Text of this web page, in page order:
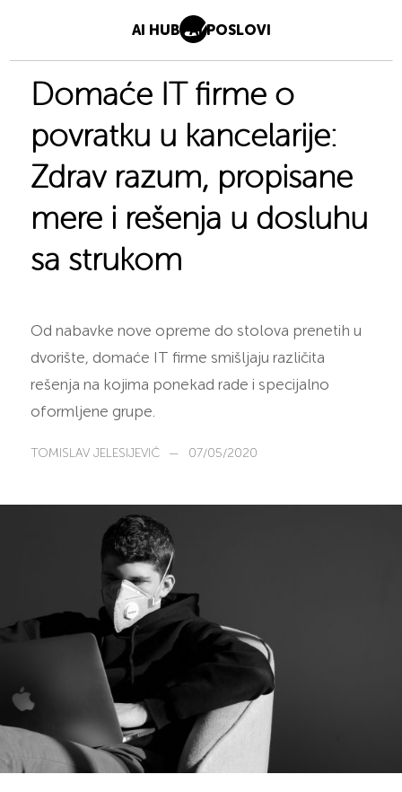
AI HUB AI POSLOVI
Domaće IT firme o
povratku u kancelarije:
Zdrav razum, propisane
mere i rešenja u dosluhu
sa strukom
Od nabavke nove opreme do stolova prenetih u
dvorište, domaće IT firme smišljaju različita
rešenja na kojima ponekad rade i specijalno
oformljene grupe.
TOMISLAV JELESIJEVIĆ — 07/05/2020